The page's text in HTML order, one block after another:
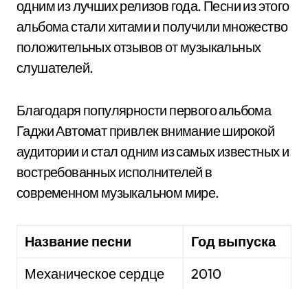
одним из лучших релизов года. Песни из этого
альбома стали хитами и получили множество
положительных отзывов от музыкальных
слушателей.
Благодаря популярности первого альбома
Гаджи Автомат привлек внимание широкой
аудитории и стал одним из самых известных и
востребованных исполнителей в
современном музыкальном мире.
Название песни
Год выпуска
Механическое сердце
2010